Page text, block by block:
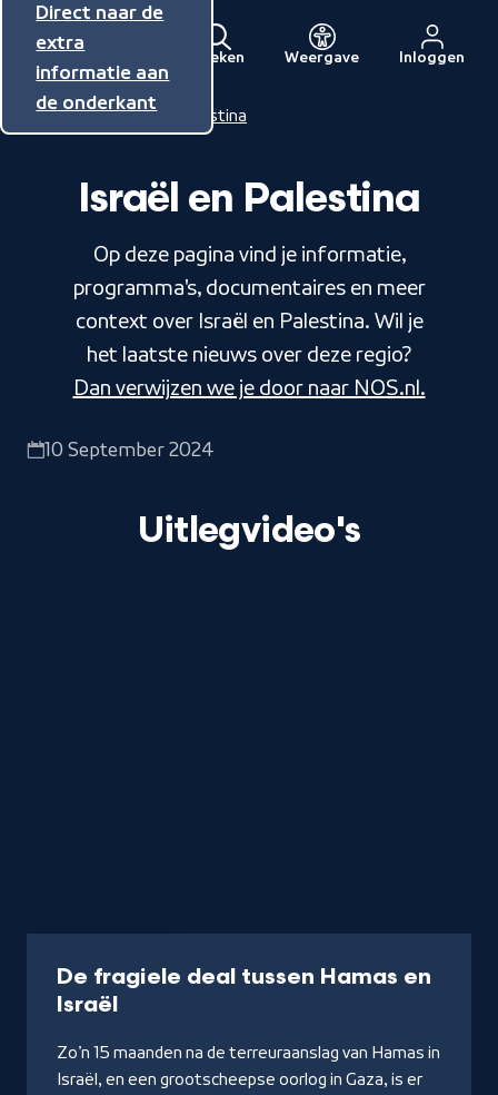
Direct naar de
inhoud
Direct naar de
hoofdnavigatie
Direct naar de
extra
informatie aan
de onderkant
Menu
Naar
de
beginpagina
NPO
Zoeken Weergave Inloggen
Home Israël en Palestina
Israël en Palestina
Op deze pagina vind je informatie,
programma's, documentaires en meer
context over Israël en Palestina. Wil je
het laatste nieuws over deze regio?
Dan verwijzen we je door naar NOS.nl.
10 September 2024
Uitlegvideo's
De fragiele deal tussen Hamas en
Israël-
video
Zo’n 15 maanden na de terreuraanslag van Hamas in
Israël, en een grootscheepse oorlog in Gaza, is er